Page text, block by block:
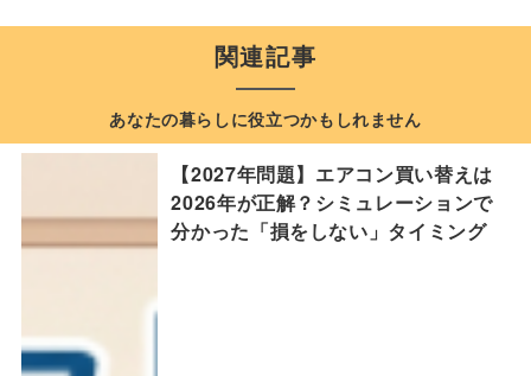
関連記事
あなたの暮らしに役立つかもしれません
【2027年問題】エアコン買い替えは
2026年が正解？シミュレーションで
分かった「損をしない」タイミング